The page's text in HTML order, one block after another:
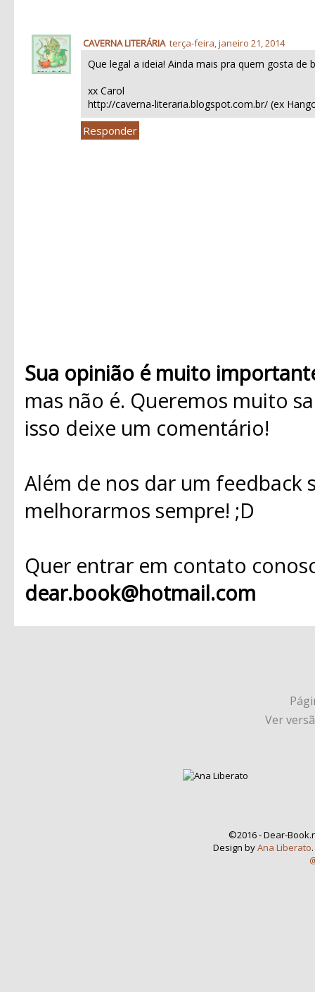
CAVERNA LITERÁRIA terça-feira, janeiro 21, 2014
Que legal a ideia! Ainda mais pra quem gosta
xx Carol
http://caverna-literaria.blogspot.com.br/ (ex
Responder
Sua opinião é muito
mas não é. Queremos muito
isso deixe um comentário!
Além de nos dar um
melhorarmos sempre! ;D
Quer entrar em contato
dear.book@hotmail.com
Ver
©2016 - Dear-
Design byAna Liberato